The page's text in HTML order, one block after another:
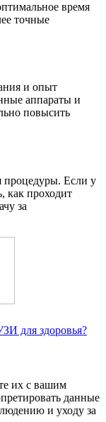
время
точные
и опыт
аппараты и
повысить
процедуры. Если у
как проходит
за
для здоровья?
их с вашим
данные
и уходу за